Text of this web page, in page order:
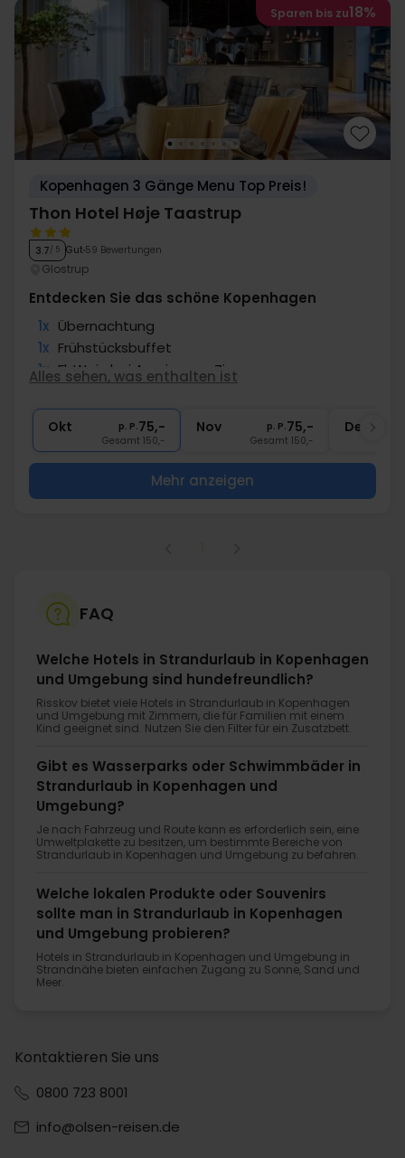
Sparen bis zu18%
Kopenhagen 3 Gänge Menu Top Preis!
Thon Hotel Høje Taastrup
3.7/ 5 Gut 59 Bewertungen
Glostrup
Entdecken Sie das schöne Kopenhagen
1x Übernachtung
1x Frühstücksbuffet
1x Fl. Wein bei Anreise pro Zimmer
∞ Gratis Parken
Alles sehen, was enthalten ist
Okt p. P.75,-
Gesamt 150,-
Nov p. P.75,-
Gesamt 150,-
Dez
Mehr anzeigen
FAQ
Welche Hotels in Strandurlaub in Kopenhagen
und Umgebung sind hundefreundlich?
Risskov bietet viele Hotels in Strandurlaub in Kopenhagen
und Umgebung mit Zimmern, die für Familien mit einem
Kind geeignet sind. Nutzen Sie den Filter für ein Zusatzbett.
Gibt es Wasserparks oder Schwimmbäder in
Strandurlaub in Kopenhagen und
Umgebung?
Je nach Fahrzeug und Route kann es erforderlich sein, eine
Umweltplakette zu besitzen, um bestimmte Bereiche von
Strandurlaub in Kopenhagen und Umgebung zu befahren.
Welche lokalen Produkte oder Souvenirs
sollte man in Strandurlaub in Kopenhagen
und Umgebung probieren?
Hotels in Strandurlaub in Kopenhagen und Umgebung in
Strandnähe bieten einfachen Zugang zu Sonne, Sand und
Meer.
Kontaktieren Sie uns
0800 723 8001
info@olsen-reisen.de